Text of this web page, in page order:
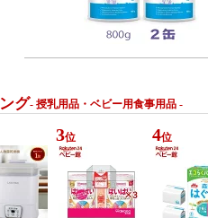
グ- 授乳用品・ベビー用食事用品 -
3位 4位